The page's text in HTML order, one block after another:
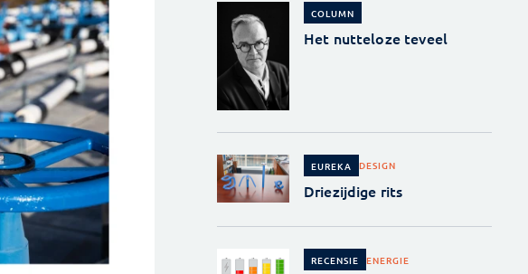
COLUMN
Het nutteloze teveel
EUREKA DESIGN
Driezijdige rits
RECENSIE ENERGIE